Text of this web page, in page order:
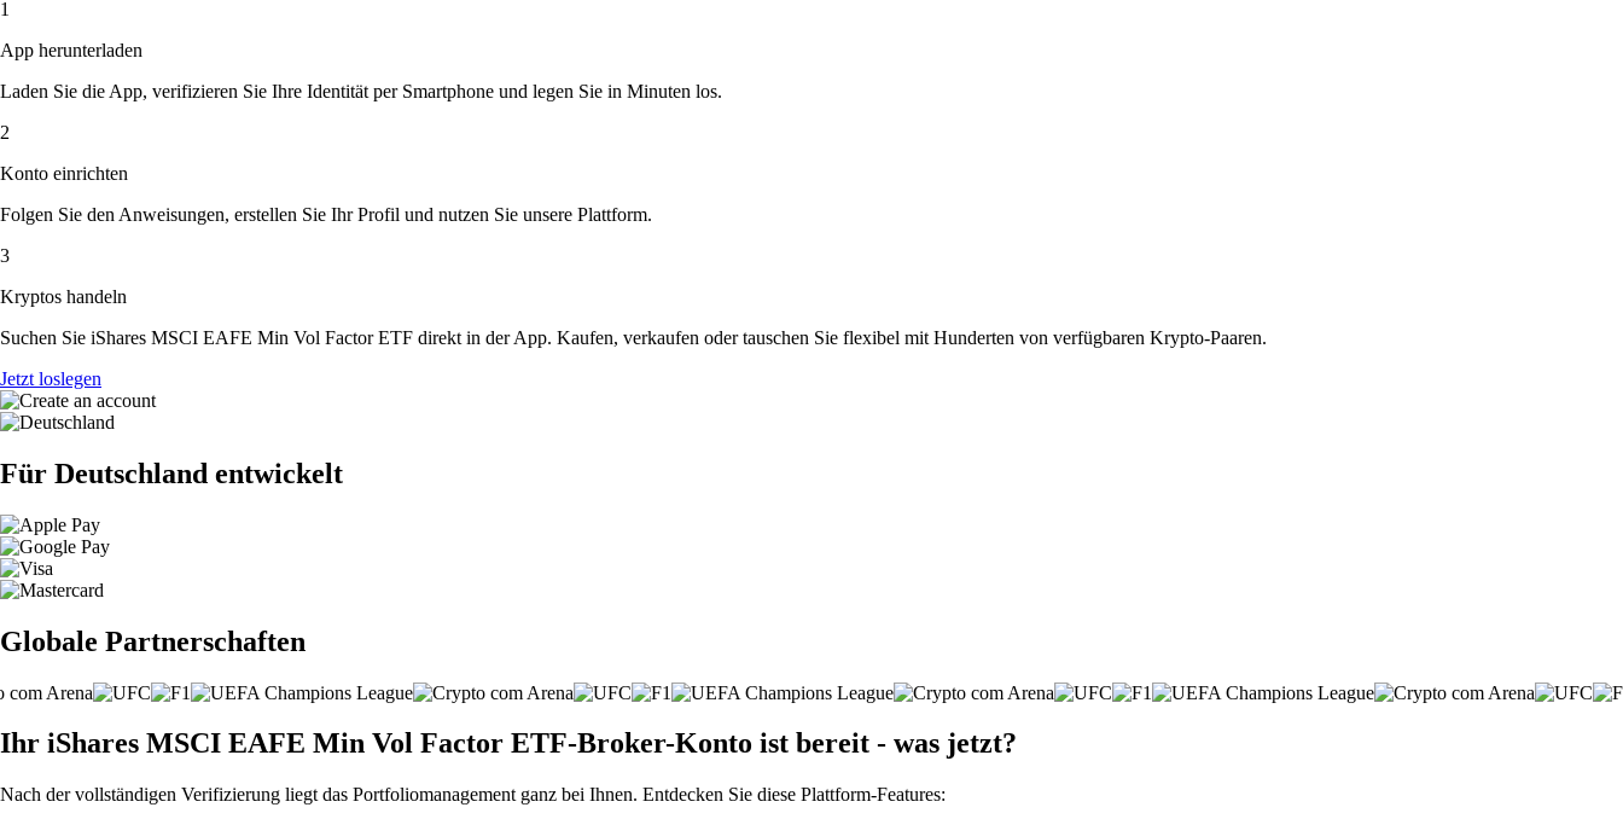
1
App herunterladen
Laden Sie die App, verifizieren Sie Ihre Identität per Smartphone und legen Sie in Minuten los.
2
Konto einrichten
Folgen Sie den Anweisungen, erstellen Sie Ihr Profil und nutzen Sie unsere Plattform.
3
Kryptos handeln
Suchen Sie iShares MSCI EAFE Min Vol Factor ETF direkt in der App. Kaufen, verkaufen oder tauschen Sie flexibel mit Hunderten von verfügbaren Krypto-Paaren.
Jetzt loslegen
Für Deutschland entwickelt
Globale Partnerschaften
Ihr iShares MSCI EAFE Min Vol Factor ETF-Broker-Konto ist bereit - was jetzt?
Nach der vollständigen Verifizierung liegt das Portfoliomanagement ganz bei Ihnen. Entdecken Sie diese Plattform-Features: